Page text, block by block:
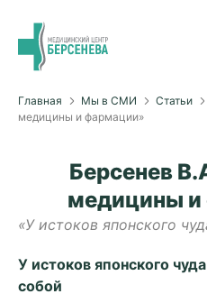
Главная Мы в СМИ Статьи
медицины и фармации»
Берсенев
медицины
«У истоков японского
У истоков японского
собой